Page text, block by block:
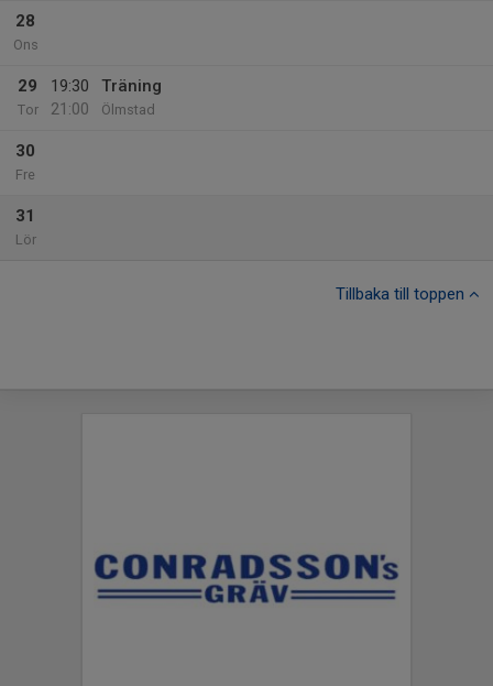
28
Ons
29
Tor
19:30
21:00
Träning
Ölmstad
30
Fre
31
Lör
Tillbaka till toppen